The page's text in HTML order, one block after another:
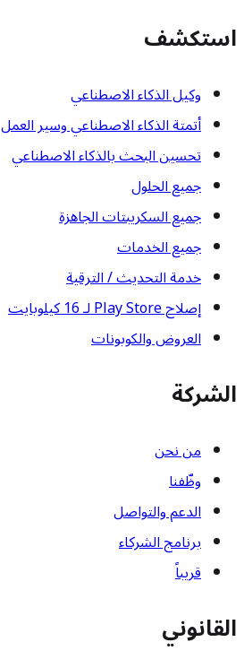
استكشف
وكيل الذكاء الاصطناعي
أتمتة الذكاء الاصطناعي وسير العمل
تحسين البحث بالذكاء الاصطناعي
جميع الحلول
جميع السكريبتات الجاهزة
جميع الخدمات
خدمة التحديث / الترقية
إصلاح Play Store لـ 16 كيلوبايت
العروض والكوبونات
الشركة
من نحن
وظّفنا
الدعم والتواصل
برنامج الشركاء
قريباً
القانوني